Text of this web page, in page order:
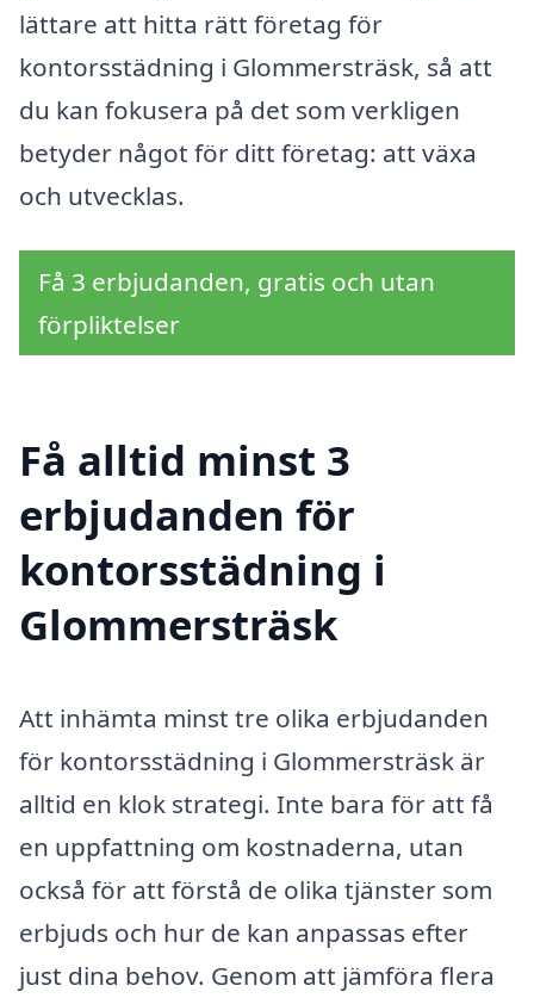
lättare att hitta rätt företag för
kontorsstädning i Glommersträsk, så att
du kan fokusera på det som verkligen
betyder något för ditt företag: att växa
och utvecklas.
Få 3 erbjudanden, gratis och utan
förpliktelser
Få alltid minst 3
erbjudanden för
kontorsstädning i
Glommersträsk
Att inhämta minst tre olika erbjudanden
för kontorsstädning i Glommersträsk är
alltid en klok strategi. Inte bara för att få
en uppfattning om kostnaderna, utan
också för att förstå de olika tjänster som
erbjuds och hur de kan anpassas efter
just dina behov. Genom att jämföra flera